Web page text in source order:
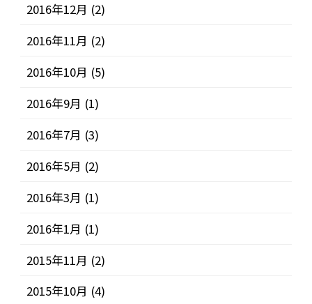
2016年12月 (2)
2016年11月 (2)
2016年10月 (5)
2016年9月 (1)
2016年7月 (3)
2016年5月 (2)
2016年3月 (1)
2016年1月 (1)
2015年11月 (2)
2015年10月 (4)